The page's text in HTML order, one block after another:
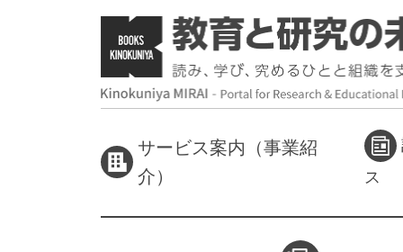
サービス案内（事業紹
介）
ス